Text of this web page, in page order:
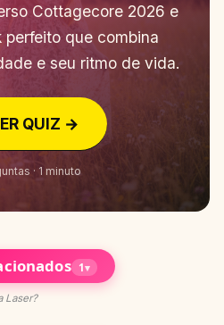
Cottagecore 2026 e
perfeito que combina
e seu ritmo de vida.
QUIZ →
· 1 minuto
1▾
Laser?